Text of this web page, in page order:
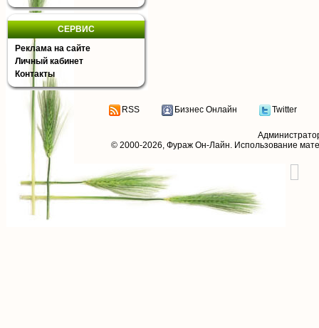
СЕРВИС
Реклама на сайте
Личный кабинет
Контакты
RSS Бизнес Онлайн Twitter
© 2000-2026, Фураж Он-Лайн. Использование